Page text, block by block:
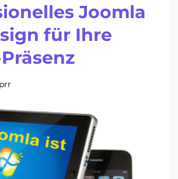
Joomla
für Ihre